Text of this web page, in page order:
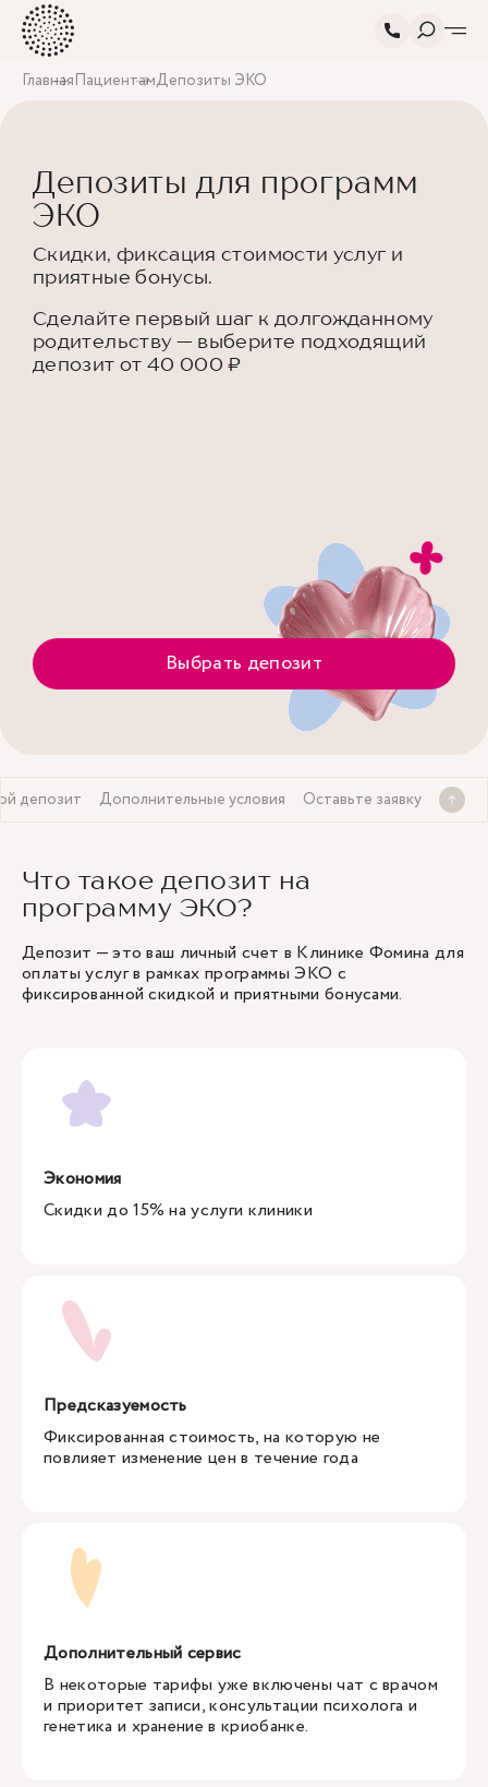
ГлавнаяПациентамДепозиты ЭКО
Депозиты для программ
ЭКО
Скидки, фиксация стоимости услуг и
приятные бонусы.
Сделайте первый шаг к долгожданному
родительству — выберите подходящий
депозит от 40 000 ₽
Выбрать депозит
депозит Дополнительные условия Оставьте заявку
Что такое депозит на
программу ЭКО?
Депозит — это ваш личный счет в Клинике Фомина для
оплаты услуг в рамках программы ЭКО с
фиксированной скидкой и приятными бонусами.
Экономия
Скидки до 15% на услуги клиники
Предсказуемость
Фиксированная стоимость, на которую не
повлияет изменение цен в течение года
Дополнительный сервис
В некоторые тарифы уже включены чат с врачом
и приоритет записи, консультации психолога и
генетика и хранение в криобанке.